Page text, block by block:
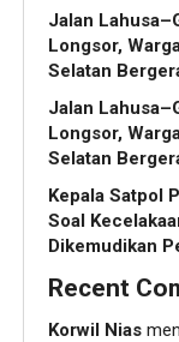
Jalan
Longsor,
Selatan
Jalan
Longsor,
Selatan
Kepala Satpol
Soal
Dikemudikan
Recent
Korwil Nias